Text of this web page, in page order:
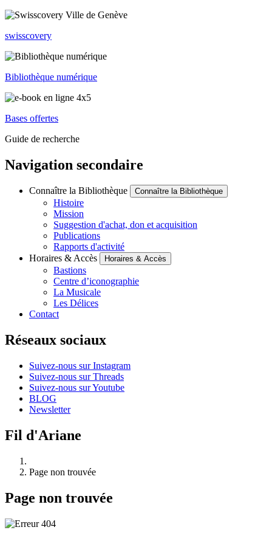
swisscovery
Bibliothèque numérique
Bases offertes
Guide de recherche
Navigation secondaire
Connaître la Bibliothèque Connaître la Bibliothèque
Histoire
Mission
Suggestion d'achat, don et acquisition
Publications
Rapports d'activité
Horaires & Accès
Horaires & Accès
Bastions
Centre d’iconographie
La Musicale
Les Délices
Contact
Réseaux sociaux
Suivez-nous sur Instagram
Suivez-nous sur Threads
Suivez-nous sur Youtube
BLOG
Newsletter
Fil d'Ariane
Page non trouvée
Page non trouvée